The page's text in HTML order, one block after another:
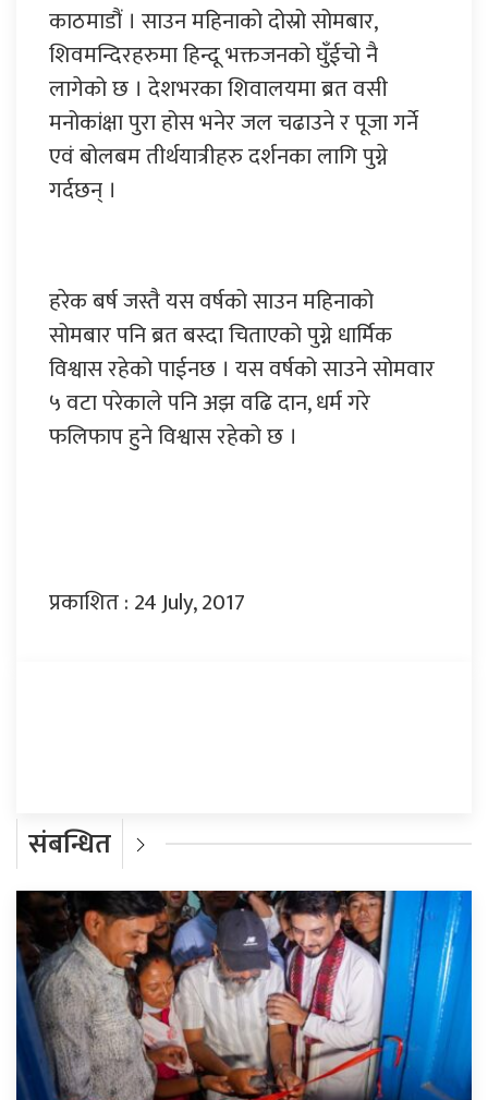
काठमाडौं । साउन महिनाको दोस्रो सोमबार,
शिवमन्दिरहरुमा हिन्दू भक्तजनको घुँईचो नै
लागेको छ । देशभरका शिवालयमा ब्रत वसी
मनोकांक्षा पुरा होस भनेर जल चढाउने र पूजा गर्ने
एवं बोलबम तीर्थयात्रीहरु दर्शनका लागि पुग्ने
गर्दछन् ।
हरेक बर्ष जस्तै यस वर्षको साउन महिनाको
सोमबार पनि ब्रत बस्दा चिताएको पुग्ने धार्मिक
विश्वास रहेको पाईनछ । यस वर्षको साउने सोमवार
५ वटा परेकाले पनि अझ वढि दान, धर्म गरे
फलिफाप हुने विश्वास रहेको छ ।
प्रकाशित : 24 July, 2017
संबन्धित